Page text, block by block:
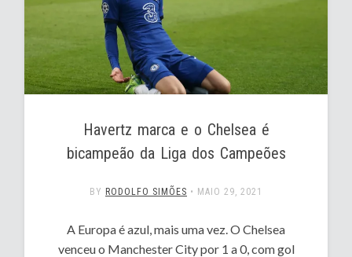
Havertz marca e o Chelsea é
bicampeão da Liga dos Campeões
BY RODOLFO SIMÕES • MAIO 29, 2021
A Europa é azul, mais uma vez. O Chelsea
venceu o Manchester City por 1 a 0, com gol